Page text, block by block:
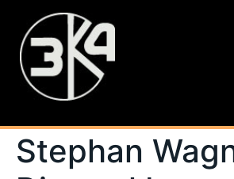
Stephan